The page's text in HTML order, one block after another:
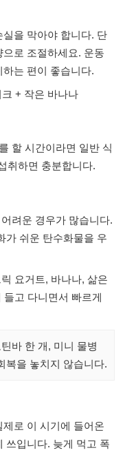
을 막아야 합니다. 단
로 조절하세요. 운동
는 편이 좋습니다.
+ 작은 바나나
할 시간이라면 일반 식
취하면 충분합니다.
려운 경우가 많습니다.
가 쉬운 탄수화물을 우
요거트, 바나나, 삶은
고 다니면서 빠르게
바 한 개, 미니 물병
복을 놓치지 않습니다.
로 이 시기에 들어온
쓰입니다. 늦게 먹고 폭